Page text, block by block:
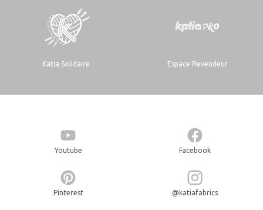
Katia Solidaire Espace Revendeur
Youtube Facebook
Pinterest @katiafabrics